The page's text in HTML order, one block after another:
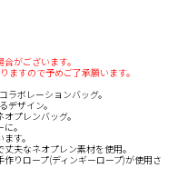
がございます。
ますので予めご了承願います。
ボレーションバッグ。
ザイン。
プレンバッグ。
。
す。
夫なネオプレン素材を使用。
りロープ(ディンギーロープ)が使用さ